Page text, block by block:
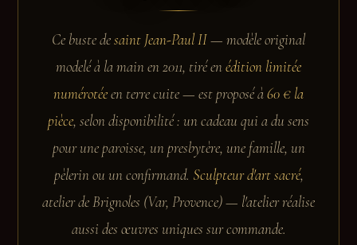
Ce buste desaint Jean-Paul II— modèle original
modelé à la main en 2011, tiré enédition limitée
numérotéeen terre cuite — est proposé à60 € la
pièce, selon disponibilité : un cadeau qui a du sens
pour une paroisse, un presbytère, une famille, un
pèlerin ou un confirmand. Sculpteur d'art sacré,
atelier de Brignoles (Var, Provence) — l'atelier réalise
aussi des œuvres uniques sur commande.